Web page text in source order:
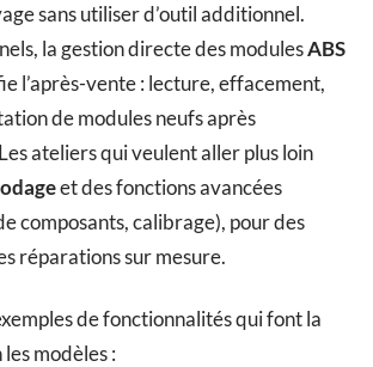
sans utiliser d’outil additionnel.
la gestion directe des modulesABS
l’après-vente : lecture, effacement,
de modules neufs après
ateliers qui veulent aller plus loin
et des fonctions avancées
composants, calibrage), pour des
réparations sur mesure.
de fonctionnalités qui font la
modèles :